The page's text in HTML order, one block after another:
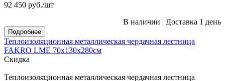
92 450 руб./шт
В наличии | Доставка 1 день
Подробнее
Теплоизоляционная металлическая чердачная лестница
FAKRO LME 70х130х280см
Скидка
Теплоизоляционная металлическая чердачная лестница